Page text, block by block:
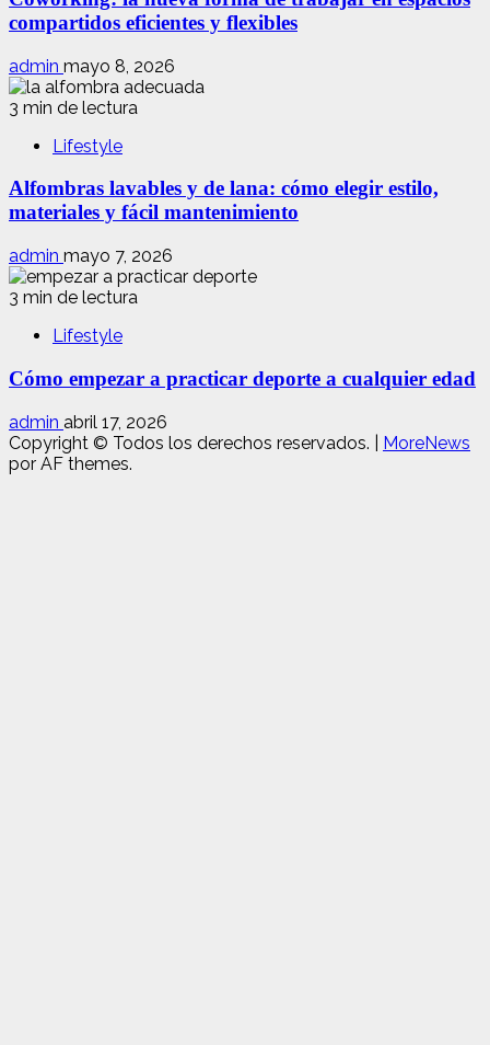
compartidos eficientes y flexibles
admin mayo 8, 2026
3 min de lectura
Lifestyle
Alfombras lavables y de lana: cómo elegir estilo,
materiales y fácil mantenimiento
admin mayo 7, 2026
3 min de lectura
Lifestyle
Cómo empezar a practicar deporte a cualquier edad
admin abril 17, 2026
Copyright © Todos los derechos reservados.
MoreNews
por AF themes.